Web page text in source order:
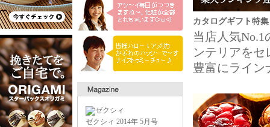
ゼクシィ 2014年 5月号
カタログギフト特集
当店人気
ンテリアを
豊富にライン